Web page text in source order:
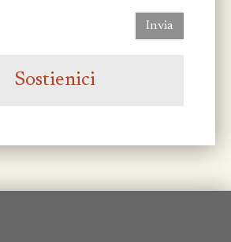
Invia
Sostienici